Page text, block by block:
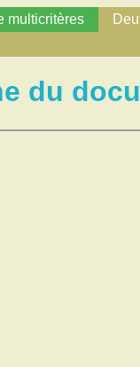
multicritères
du